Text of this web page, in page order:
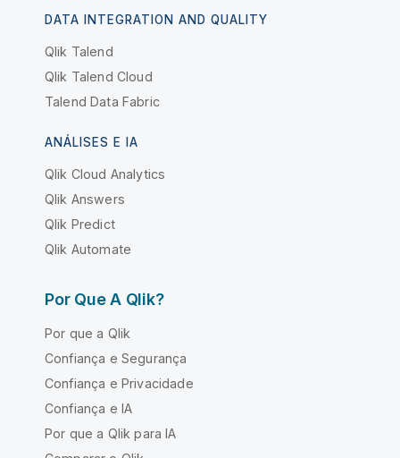
DATA INTEGRATION AND QUALITY
Qlik Talend
Qlik Talend Cloud
Talend Data Fabric
ANÁLISES E IA
Qlik Cloud Analytics
Qlik Answers
Qlik Predict
Qlik Automate
Por Que A Qlik?
Por que a Qlik
Confiança e Segurança
Confiança e Privacidade
Confiança e IA
Por que a Qlik para IA